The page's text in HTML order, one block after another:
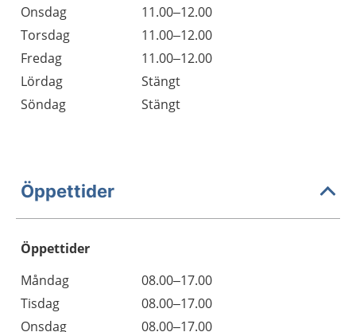
Onsdag
11.00–12.00
Torsdag
11.00–12.00
Fredag
11.00–12.00
Lördag
Stängt
Söndag
Stängt
Öppettider
Öppettider
Dag
Öppettider
Kommentarer
Måndag
08.00–17.00
Tisdag
08.00–17.00
Onsdag
08.00–17.00